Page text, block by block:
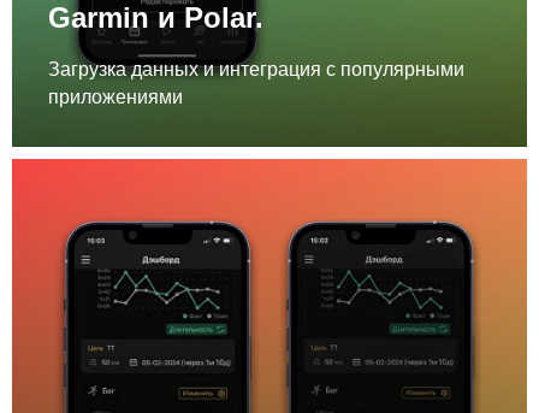
Garmin и Polar.
Загрузка данных и интеграция с популярными
приложениями